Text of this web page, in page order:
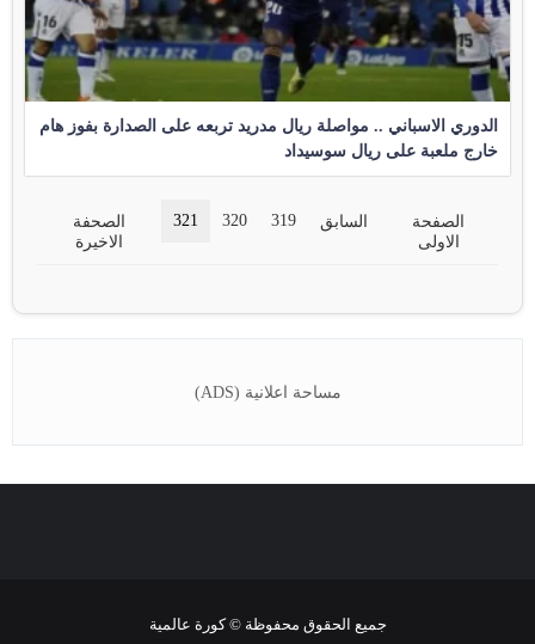
الدوري الاسباني .. مواصلة ريال مدريد تربعه على الصدارة بفوز هام
خارج ملعبة على ريال سوسيداد
الصفحة
الاولى
السابق 319
320
321
الصحفة
الاخيرة
مساحة اعلانية (ADS)
جميع الحقوق محفوظة © كورة عالمية